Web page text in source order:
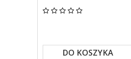
DO KOSZYKA